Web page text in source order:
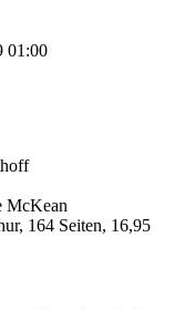
01:00
McKean
164 Seiten, 16,95